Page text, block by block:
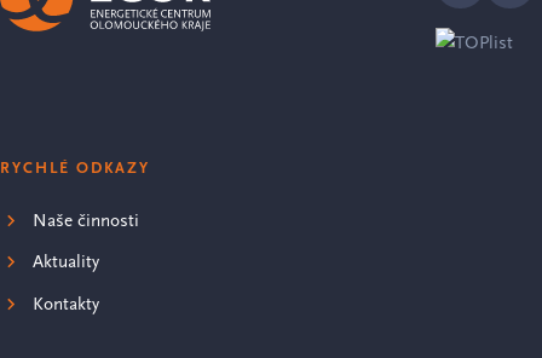
RYCHLÉ ODKAZY
Naše činnosti
Aktuality
Kontakty